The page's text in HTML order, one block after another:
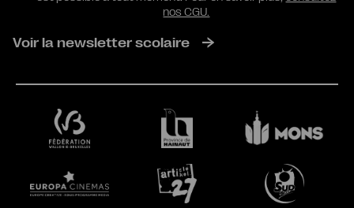
nos CGU.
Voir la newsletter scolaire